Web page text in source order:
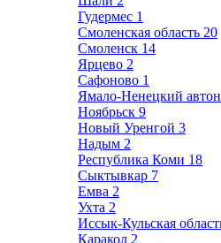
Гудермес 1
Смоленская область 20
Смоленск 14
Ярцево 2
Сафоново 1
Ямало-Ненецкий
Ноябрьск 9
Новый Уренгой 3
Надым 2
Республика Коми 18
Сыктывкар 7
Емва 2
Ухта 2
Иссык-Кульская
Каракол 2